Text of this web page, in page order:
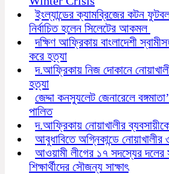
ইংল্যান্ডের ক্যামব্রিজের কটন
নির্বাচিত হলেন সিলেটের আকমল
দক্ষিণ আফ্রিকায় বাংলাদেশী
করে হত্যা
দ.আফ্রিকায় নিজ দোকানে
হত্যা
জেদ্দা কনস্যুলেট জেনারেলে
পালিত
দ.আফ্রিকায় নোয়াখালীর
আবুধাবিতে অগ্নিকান্ডে
আওয়ামী লীগের ১৭ সদস্যের দলের
শিক্ষার্থীদের সৌজন্য সাক্ষাৎ